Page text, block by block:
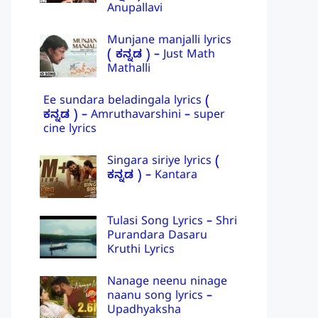
Anupallavi
Munjane manjalli lyrics
( ಕನ್ನಡ ) – Just Math
Mathalli
Ee sundara beladingala lyrics (
ಕನ್ನಡ ) – Amruthavarshini – super
cine lyrics
Singara siriye lyrics (
ಕನ್ನಡ ) – Kantara
Tulasi Song Lyrics – Shri
Purandara Dasaru
Kruthi Lyrics
Nanage neenu ninage
naanu song lyrics –
Upadhyaksha